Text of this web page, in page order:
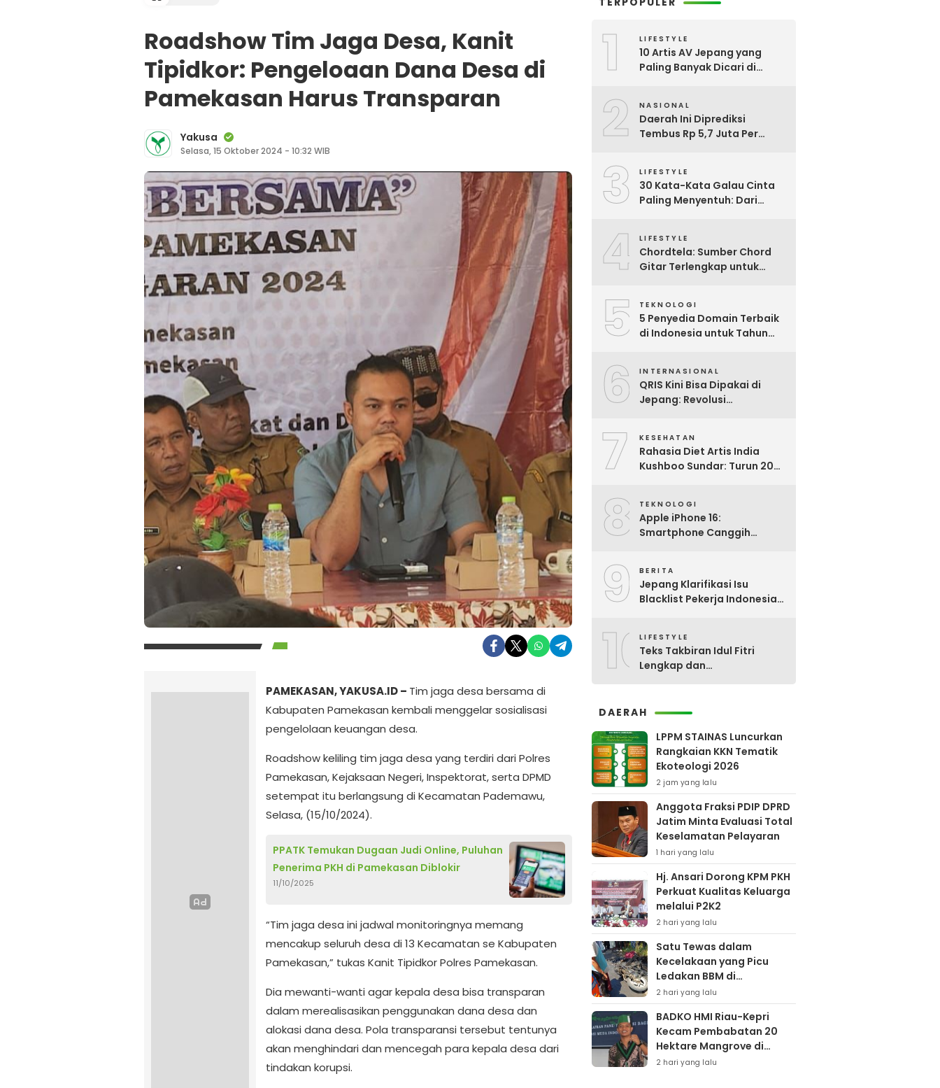
Roadshow Tim Jaga Desa, Kanit
Tipidkor: Pengeloaan Dana Desa di
Pamekasan Harus Transparan
Yakusa
Selasa, 15 Oktober 2024 - 10:32 WIB
PAMEKASAN, YAKUSA.ID – Tim jaga desa bersama di
Kabupaten Pamekasan kembali menggelar sosialisasi
pengelolaan keuangan desa.
Roadshow keliling tim jaga desa yang terdiri dari Polres
Pamekasan, Kejaksaan Negeri, Inspektorat, serta DPMD
setempat itu berlangsung di Kecamatan Pademawu,
Selasa, (15/10/2024).
PPATK Temukan Dugaan Judi Online, Puluhan
Penerima PKH di Pamekasan Diblokir
11/10/2025
“Tim jaga desa ini jadwal monitoringnya memang
mencakup seluruh desa di 13 Kecamatan se Kabupaten
Pamekasan,” tukas Kanit Tipidkor Polres Pamekasan.
Dia mewanti-wanti agar kepala desa bisa transparan
dalam merealisasikan penggunakan dana desa dan
alokasi dana desa. Pola transparansi tersebut tentunya
akan menghindari dan mencegah para kepala desa dari
tindakan korupsi.
1 LIFESTYLE
10 Artis AV Jepang yang
Paling Banyak Dicari di
2 NASIONAL
Daerah Ini Diprediksi
Tembus Rp 5,7 Juta Per
Upah Minimum 2026
3 LIFESTYLE
30 Kata-Kata Galau Cinta
Paling Menyentuh: Dari
4 LIFESTYLE
Chordtela: Sumber Chord
Gitar Terlengkap untuk
5 TEKNOLOGI
5 Penyedia Domain Terbaik
di Indonesia untuk Tahun
6 INTERNASIONAL
QRIS Kini Bisa Dipakai di
Jepang: Revolusi
7 KESEHATAN
Rahasia Diet Artis India
Kushboo Sundar: Turun 20
8 TEKNOLOGI
Apple iPhone 16:
Smartphone Canggih
9 BERITA
Jepang Klarifikasi Isu
Blacklist Pekerja Indonesia,
10LIFESTYLE
Teks Takbiran Idul Fitri
Lengkap dan
DAERAH
LPPM STAINAS Luncurkan
Rangkaian KKN Tematik
Ekoteologi 2026
2 jam yang lalu
Anggota Fraksi PDIP DPRD
Jatim Minta Evaluasi Total
Keselamatan Pelayaran
1 hari yang lalu
Hj. Ansari Dorong KPM PKH
Perkuat Kualitas Keluarga
melalui P2K2
2 hari yang lalu
Satu Tewas dalam
Kecelakaan yang Picu
Ledakan BBM di
Pamekasan
2 hari yang lalu
BADKO HMI Riau-Kepri
Kecam Pembabatan 20
Hektare Mangrove di
Bengkalis
2 hari yang lalu